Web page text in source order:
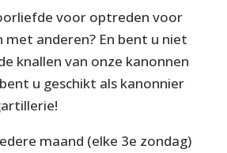
voor optreden voor
met anderen? En bent u niet
knallen van onze kanonnen
u geschikt als kanonnier
maand (elke 3e zondag)